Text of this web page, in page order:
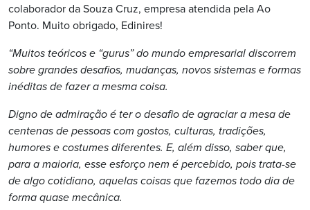
colaborador da Souza Cruz, empresa atendida pela Ao
Ponto. Muito obrigado, Edinires!
“Muitos teóricos e “gurus” do mundo empresarial discorrem
sobre grandes desafios, mudanças, novos sistemas e formas
inéditas de fazer a mesma coisa.
Digno de admiração é ter o desafio de agraciar a mesa de
centenas de pessoas com gostos, culturas, tradições,
humores e costumes diferentes. E, além disso, saber que,
para a maioria, esse esforço nem é percebido, pois trata-se
de algo cotidiano, aquelas coisas que fazemos todo dia de
forma quase mecânica.